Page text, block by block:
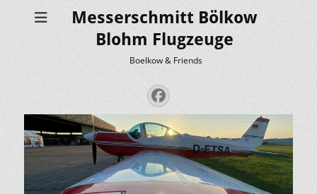
Messerschmitt Bölkow
Blohm Flugzeuge
Boelkow & Friends
Facebook